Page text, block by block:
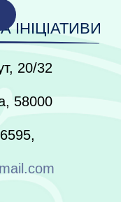
ІНІЦІАТИВИ
20/32
58000